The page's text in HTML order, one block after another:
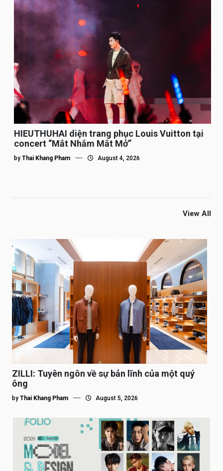
HIEUTHUHAI diện trang phục Louis Vuitton tại
concert “Mắt Nhắm Mắt Mở”
by Thai Khang Pham August 4, 2026
View All
ZILLI: Tuyên ngôn về sự bản lĩnh của một quý
ông
by Thai Khang Pham August 5, 2026